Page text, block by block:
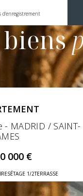
d'enregistrement
biens
MADRID / SAINT-
000 €
ÉTAGE 1/2TERRASSE